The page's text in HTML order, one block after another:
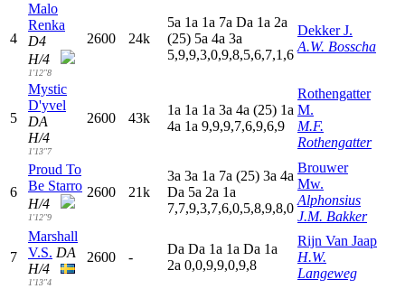
4
Malo
Renka
D4
H/4
1'12"8
2600 24k
5a 1a 1a 7a Da 1a 2a
(25) 5a 4a 3a
5,9,9,3,0,9,8,5,6,7,1,6
Dekker J.
A.W. Bosscha
5
Mystic
D'yvel
DA
H/4
1'13"7
2600 43k
1a 1a 1a 3a 4a (25) 1a
4a 1a 9,9,9,7,6,9,6,9
Rothengatter
M.
M.F.
Rothengatter
6
Proud To
Be Starro
H/4
1'12"9
2600 21k
3a 3a 1a 7a (25) 3a 4a
Da 5a 2a 1a
7,7,9,3,7,6,0,5,8,9,8,0
Brouwer
Mw.
Alphonsius
J.M. Bakker
7
Marshall
V.S. DA
H/4
1'13"4
2600 -
Da Da 1a 1a Da 1a
2a 0,0,9,9,0,9,8
Rijn Van Jaap
H.W.
Langeweg